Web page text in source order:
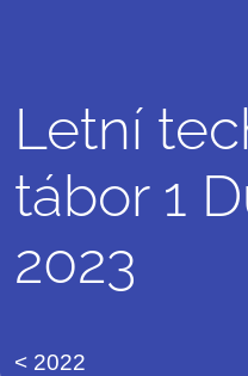
Letní
tábor 1
2023
2022